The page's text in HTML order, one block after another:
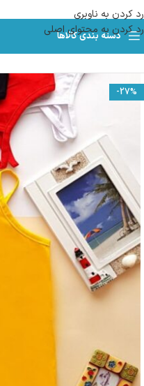
رد کردن به ناوبری
رد کردن به محتوای اصلی
دسته بندی کالاها
-27%